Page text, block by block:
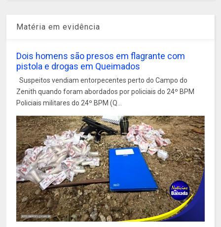
Matéria em evidência
Dois homens são presos em flagrante com
pistola e drogas em Queimados
Suspeitos vendiam entorpecentes perto do Campo do
Zenith quando foram abordados por policiais do 24º BPM
Policiais militares do 24º BPM (Q...